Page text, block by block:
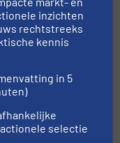
“Trusted
inzichten
rechtstreeks
kennis
in 5
selectie